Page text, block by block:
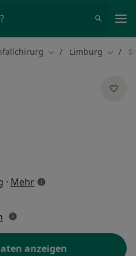
Stadt ändern
Limburg Stadt
· Mehrüber Spezialisierungen
anzeigen